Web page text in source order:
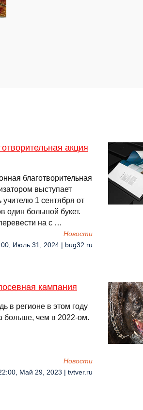
акция
благотворительная
выступает
1 сентября от
один большой букет.
на с …
Новости
Июль 31, 2024 | bug32.ru
кампания
в регионе в этом году
больше, чем в 2022-ом.
Новости
Май 29, 2023 | tvtver.ru